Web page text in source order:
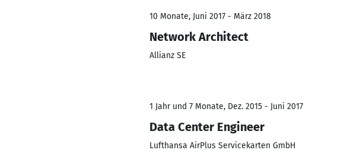
10 Monate, Juni 2017 - März 2018
Network Architect
Allianz SE
1 Jahr und 7 Monate, Dez. 2015 - Juni 2017
Data Center Engineer
Lufthansa AirPlus Servicekarten GmbH